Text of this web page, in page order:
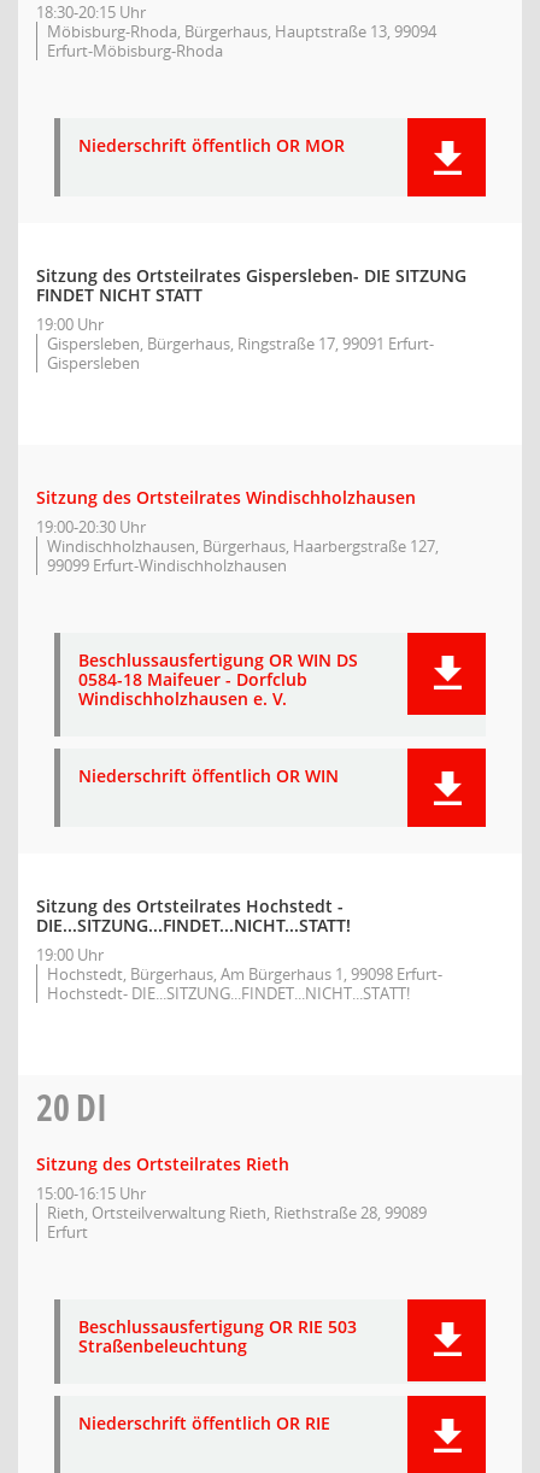
18:30-20:15 Uhr
Möbisburg-Rhoda, Bürgerhaus, Hauptstraße 13, 99094
Erfurt-Möbisburg-Rhoda
Niederschrift öffentlich OR MOR
Sitzung des Ortsteilrates Gispersleben- DIE SITZUNG
FINDET NICHT STATT
19:00 Uhr
Gispersleben, Bürgerhaus, Ringstraße 17, 99091 Erfurt-
Gispersleben
Sitzung des Ortsteilrates Windischholzhausen
19:00-20:30 Uhr
Windischholzhausen, Bürgerhaus, Haarbergstraße 127,
99099 Erfurt-Windischholzhausen
Beschlussausfertigung OR WIN DS
0584-18 Maifeuer - Dorfclub
Windischholzhausen e. V.
Niederschrift öffentlich OR WIN
Sitzung des Ortsteilrates Hochstedt -
DIE...SITZUNG...FINDET...NICHT...STATT!
19:00 Uhr
Hochstedt, Bürgerhaus, Am Bürgerhaus 1, 99098 Erfurt-
Hochstedt- DIE...SITZUNG...FINDET...NICHT...STATT!
20DI
Sitzung des Ortsteilrates Rieth
15:00-16:15 Uhr
Rieth, Ortsteilverwaltung Rieth, Riethstraße 28, 99089
Erfurt
Beschlussausfertigung OR RIE 503
Straßenbeleuchtung
Niederschrift öffentlich OR RIE